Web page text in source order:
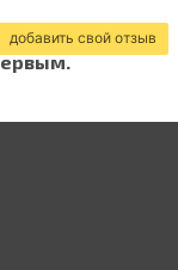
добавить свой отзыв